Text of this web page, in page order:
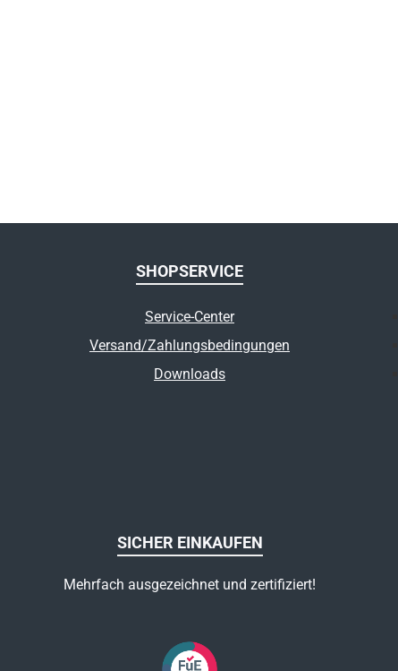
SHOPSERVICE
Service-Center
Versand/Zahlungsbedingungen
Downloads
SICHER EINKAUFEN
Mehrfach ausgezeichnet und zertifiziert!